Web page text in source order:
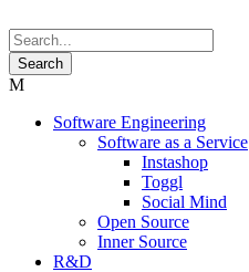
Software Engineering
Software as a Service
Instashop
Toggl
Social Mind
Open Source
Inner Source
R&D